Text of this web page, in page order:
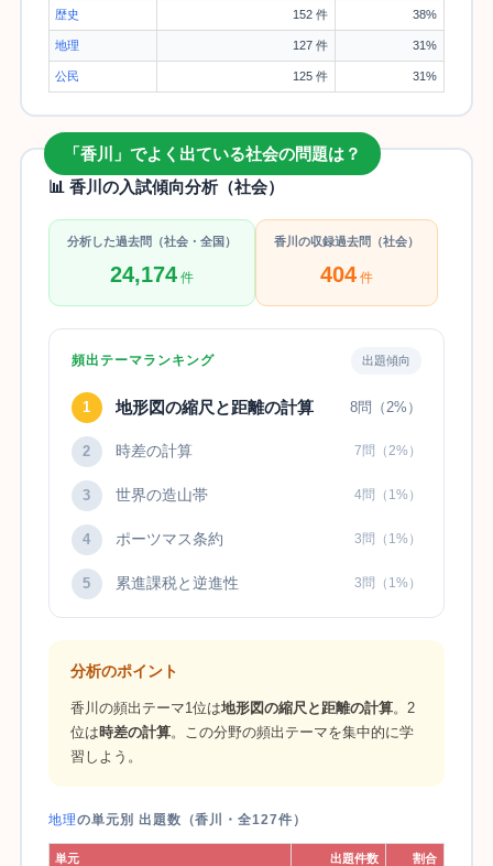
歴史 152 件 38%
地理 127 件 31%
公民 125 件 31%
「香川」でよく出ている社会の問題は？
📊 香川の入試傾向分析（社会）
分析した過去問（社会・全国）
24,174件
香川の収録過去問（社会）
404件
頻出テーマランキング 出題傾向
1 地形図の縮尺と距離の計算 8問（2%）
2 時差の計算 7問（2%）
3 世界の造山帯 4問（1%）
4 ポーツマス条約 3問（1%）
5 累進課税と逆進性 3問（1%）
分析のポイント
香川の頻出テーマ1位は地形図の縮尺と距離の計算。2
位は時差の計算。この分野の頻出テーマを集中的に学
習しよう。
地理の単元別 出題数（香川・全127件）
単元 出題件数 割合